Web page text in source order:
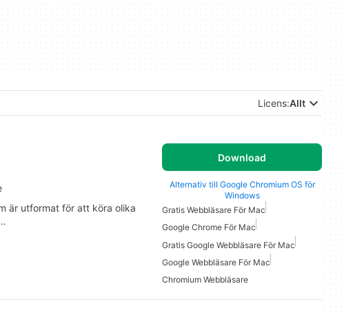
Licens:Allt
Download
Alternativ till Google Chromium OS för
Windows
är utformat för att köra olika
Gratis Webbläsare För Mac
Google Chrome För Mac
Gratis Google Webbläsare För Mac
Google Webbläsare För Mac
Chromium Webbläsare